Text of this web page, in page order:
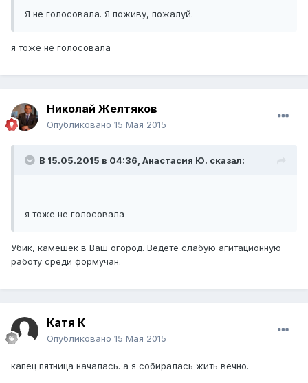
Я не голосовала. Я поживу, пожалуй.
​я тоже не голосовала
Николай Желтяков
Опубликовано 15 Мая 2015
В 15.05.2015 в 04:36, Анастасия Ю. сказал:
​я тоже не голосовала
Убик, камешек в Ваш огород. Ведете слабую агитационную
работу среди формучан.
Катя К
Опубликовано 15 Мая 2015
капец пятница началась. а я собиралась жить вечно.